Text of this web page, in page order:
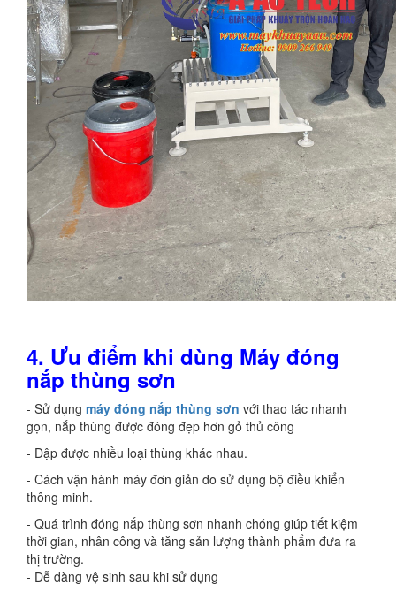
4. Ưu điểm khi dùng Máy đóng
nắp thùng sơn
- Sử dụng máy đóng nắp thùng sơn với thao tác nhanh
gọn, nắp thùng được đóng đẹp hơn gỏ thủ công
- Dập được nhiều loại thùng khác nhau.
- Cách vận hành máy đơn giản do sử dụng bộ điều khiển
thông minh.
- Quá trình đóng nắp thùng sơn nhanh chóng giúp tiết kiệm
thời gian, nhân công và tăng sản lượng thành phẩm đưa ra
thị trường.
- Dễ dàng vệ sinh sau khi sử dụng